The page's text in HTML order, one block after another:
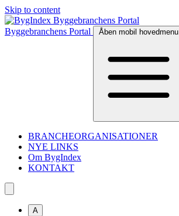
Skip to content
Byggebranchens Portal Åben mobil hovedmenu
BRANCHEORGANISATIONER
NYE LINKS
Om BygIndex
KONTAKT
A